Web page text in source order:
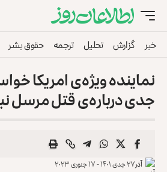
خبر گزارش تحلیل ترجمه حقوق بشر
نماینده ویژه‌ی امریکا
جدی درباره‌ی قتل مرسل
آذر۲۷ جدی ۱۴۰۱ - ۱۷ جنوری ۲۰۲۳